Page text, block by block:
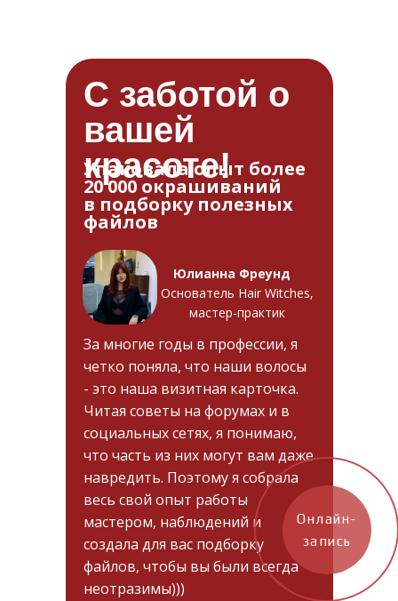
Упаковала опыт более
20 000 окрашиваний
в подборку полезных
файлов
С заботой о
вашей
красоте!
Основатель Hair Witches,
мастер-практик
Юлианна Фреунд
За многие годы в профессии, я
четко поняла, что наши волосы
- это наша визитная карточка.
Читая советы на форумах и в
социальных сетях, я понимаю,
что часть из них могут вам даже
навредить. Поэтому я собрала
весь свой опыт работы
мастером, наблюдений и
создала для вас подборку
файлов, чтобы вы были всегда
неотразимы)))
Онлайн-
запись